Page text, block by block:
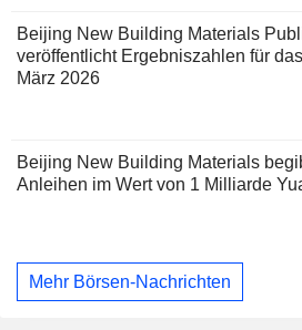
Beijing New Building Materials
veröffentlicht Ergebniszahlen für
März 2026
Beijing New Building Materials
Anleihen im Wert von 1 Milliarde
Mehr Börsen-Nachrichten